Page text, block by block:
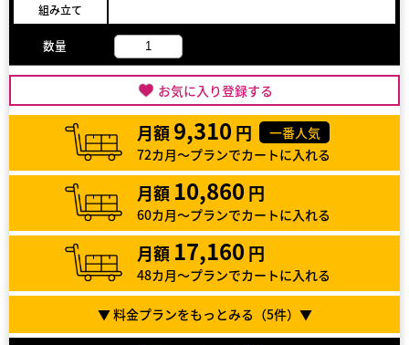
組み立て
数量
お気に入り登録する
月額 9,310 円
一番人気
72カ月～プランでカートに入れる
月額 10,860 円
60カ月～プランでカートに入れる
月額 17,160 円
48カ月～プランでカートに入れる
▼ 料金プランをもっとみる（5件）▼